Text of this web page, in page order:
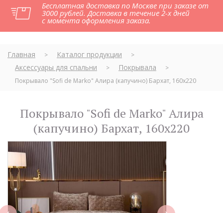
Бесплатная доставка по Москве при заказе от
3000 рублей. Доставка в течение 2-х дней
с момента оформления заказа.
Главная > Каталог продукции >
Аксессуары для спальни > Покрывала
>
Покрывало "Sofi de Marko" Алира (капучино) Бархат, 160х220
Покрывало "Sofi de Marko" Алира
(капучино) Бархат, 160х220
next